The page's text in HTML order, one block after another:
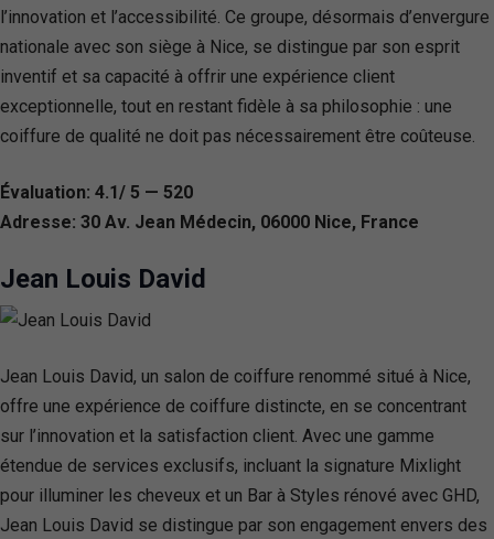
l’innovation et l’accessibilité. Ce groupe, désormais d’envergure
nationale avec son siège à Nice, se distingue par son esprit
inventif et sa capacité à offrir une expérience client
exceptionnelle, tout en restant fidèle à sa philosophie : une
coiffure de qualité ne doit pas nécessairement être coûteuse.
Évaluation: 4.1/ 5 — 520
Adresse: 30 Av. Jean Médecin, 06000 Nice, France
Jean Louis David
Jean Louis David, un salon de coiffure renommé situé à Nice,
offre une expérience de coiffure distincte, en se concentrant
sur l’innovation et la satisfaction client. Avec une gamme
étendue de services exclusifs, incluant la signature Mixlight
pour illuminer les cheveux et un Bar à Styles rénové avec GHD,
Jean Louis David se distingue par son engagement envers des